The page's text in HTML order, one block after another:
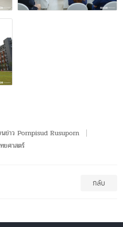
ข่าว Pornpisud Rusuporn
ยศาสตร์
กลับ